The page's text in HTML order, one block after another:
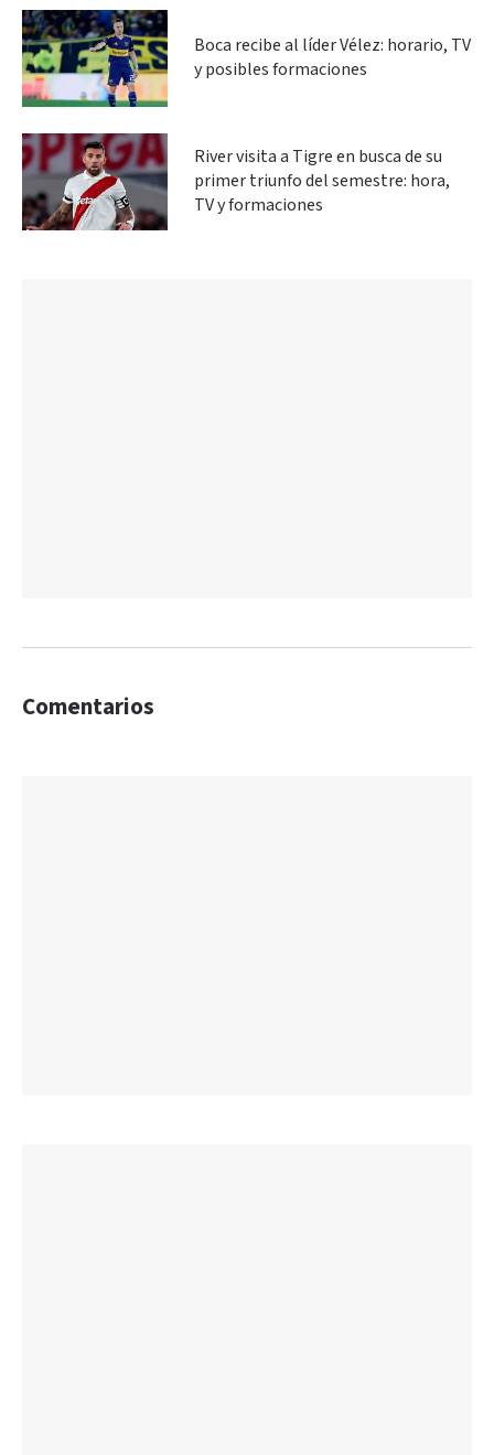
Boca recibe al líder Vélez: horario, TV
y posibles formaciones
River visita a Tigre en busca de su
primer triunfo del semestre: hora,
TV y formaciones
Comentarios